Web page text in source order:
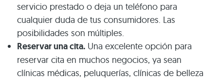
servicio prestado o deja un teléfono para
cualquier duda de tus consumidores. Las
posibilidades son múltiples.
Reservar una cita. Una excelente opción para
reservar cita en muchos negocios, ya sean
clínicas médicas, peluquerías, clínicas de belleza